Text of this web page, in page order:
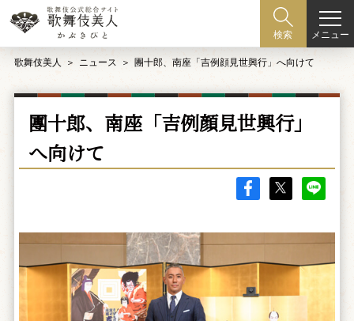
検索 メニュー
歌舞伎美人 ニュース 團十郎、南座「吉例顔見世興行」へ向けて
團十郎、南座「吉例顔見世興行」
へ向けて